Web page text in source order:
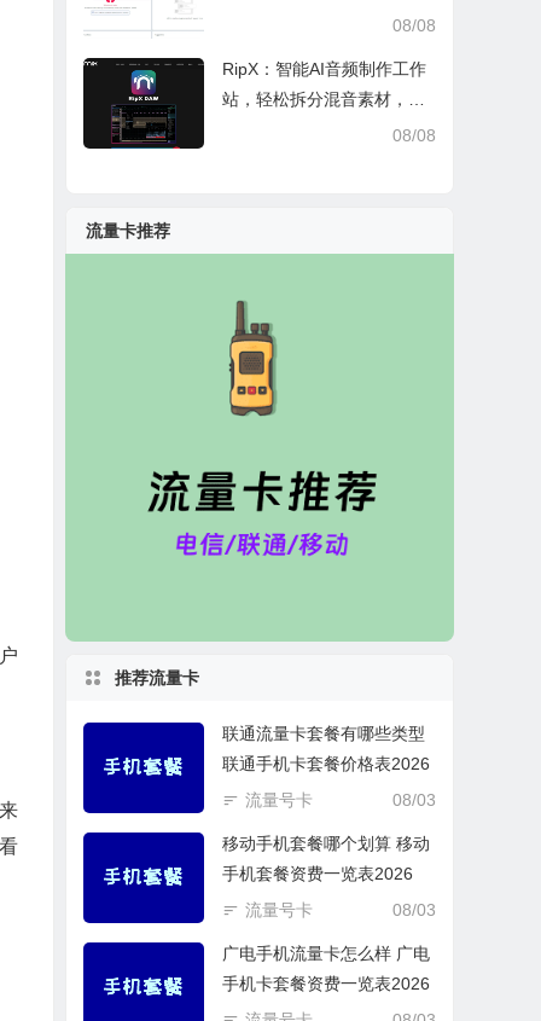
08/08
RipX：智能AI音频制作工作
站，轻松拆分混音素材，助
08/08
流量卡推荐
推荐流量卡
联通流量卡套餐有哪些类型
联通手机卡套餐价格表2026
08/03
流量号卡
移动手机套餐哪个划算 移动
手机套餐资费一览表2026
08/03
流量号卡
广电手机流量卡怎么样 广电
手机卡套餐资费一览表2026